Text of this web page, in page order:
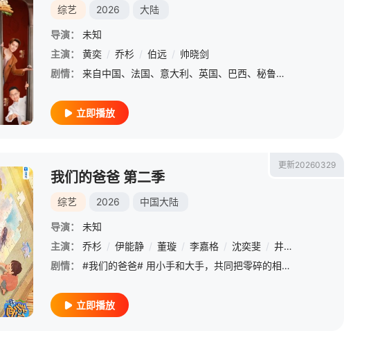
综艺 2026 大陆
导演：
未知
主演：
黄奕 / 乔杉 / 伯远 / 帅晓剑
剧情：
来自中国、法国、意大利、英国、巴西、秘鲁、墨西哥七个国家的80余位厨师参与此次美食争霸赛，为争夺金盘子奖而比拼。选手中既有传统美食传承人，又有新锐主厨。他们将通过海选赛评选产生36强，再通过肉类、谷物
立即播放
更新20260329
我们的爸爸 第二季
综艺 2026 中国大陆
导演：
未知
主演：
乔杉 / 伊能静 / 董璇 / 李嘉格 / 沈奕斐 / 井胧
剧情：
#我们的爸爸# 用小手和大手，共同把零碎的相处瞬间，拼成完整的童年。3月22日起每周日21:10浙江卫视&amp;21:40Z视介，精彩即将开播，一起解锁属于Ta们的独家记忆！ #我们的爸爸2阵容官
立即播放